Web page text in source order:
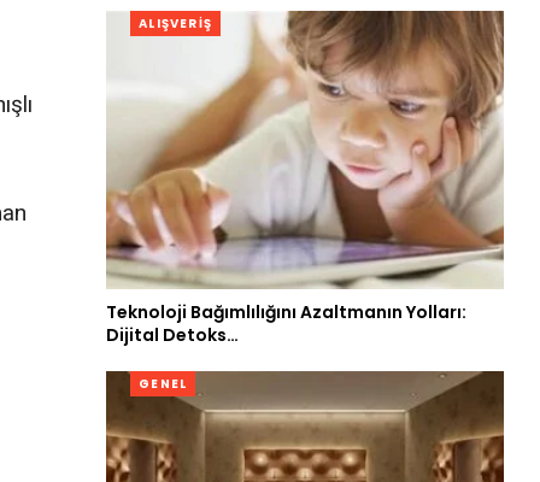
ALIŞVERIŞ
Teknoloji Bağımlılığını Azaltmanın Yolları:
Dijital Detoks…
GENEL